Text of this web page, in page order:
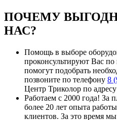
ПОЧЕМУ
НАС?
Помощь в выборе
проконсультируют Вас
помогут подобрать
позвоните по телефону 8
Центр Триколор по
Работаем с 2000 года! За
более 20 лет опыта
клиентов. За это время